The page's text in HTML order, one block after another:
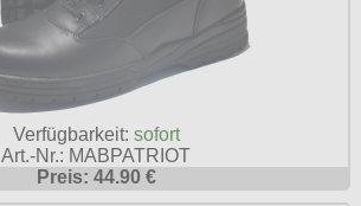
Poizen Industries
Relco
Restyle
Rockabella
Gothic Shop
Hot Rod
Punkrock
Rockabilly
Verfügbarkeit: sofort
Art.-Nr.: MABPATRIOT
Preis: 44.90 €